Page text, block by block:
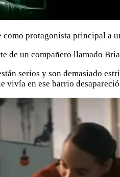
protagonista principal a
de un compañero llamado
serios y son demasiado
vivía en ese barrio